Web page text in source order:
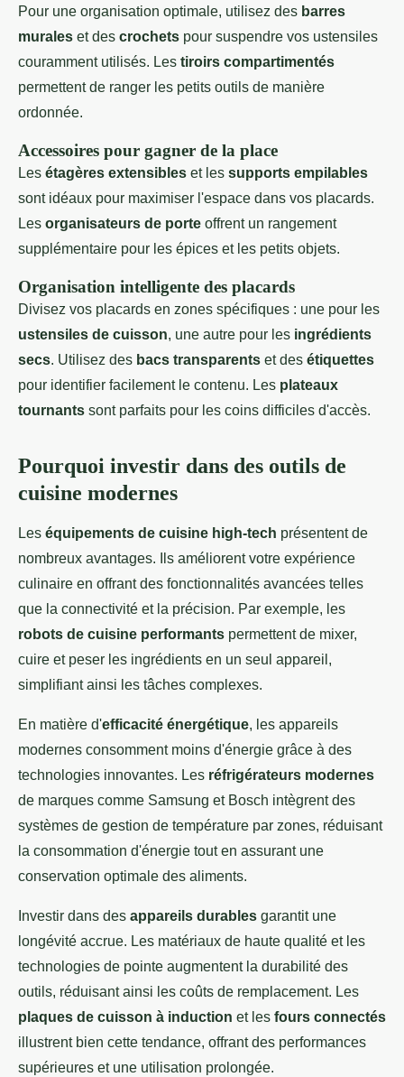
Pour une organisation optimale, utilisez des barres
murales et des crochets pour suspendre vos ustensiles
couramment utilisés. Les tiroirs compartimentés
permettent de ranger les petits outils de manière
ordonnée.
Accessoires pour gagner de la place
Les étagères extensibles et les supports empilables
sont idéaux pour maximiser l'espace dans vos placards.
Les organisateurs de porte offrent un rangement
supplémentaire pour les épices et les petits objets.
Organisation intelligente des placards
Divisez vos placards en zones spécifiques : une pour les
ustensiles de cuisson, une autre pour les ingrédients
secs. Utilisez des bacs transparents et des étiquettes
pour identifier facilement le contenu. Les plateaux
tournants sont parfaits pour les coins difficiles d'accès.
Pourquoi investir dans des outils de
cuisine modernes
Les équipements de cuisine high-tech présentent de
nombreux avantages. Ils améliorent votre expérience
culinaire en offrant des fonctionnalités avancées telles
que la connectivité et la précision. Par exemple, les
robots de cuisine performants permettent de mixer,
cuire et peser les ingrédients en un seul appareil,
simplifiant ainsi les tâches complexes.
En matière d'efficacité énergétique, les appareils
modernes consomment moins d'énergie grâce à des
technologies innovantes. Les réfrigérateurs modernes
de marques comme Samsung et Bosch intègrent des
systèmes de gestion de température par zones, réduisant
la consommation d'énergie tout en assurant une
conservation optimale des aliments.
Investir dans des appareils durables garantit une
longévité accrue. Les matériaux de haute qualité et les
technologies de pointe augmentent la durabilité des
outils, réduisant ainsi les coûts de remplacement. Les
plaques de cuisson à induction et les fours connectés
illustrent bien cette tendance, offrant des performances
supérieures et une utilisation prolongée.